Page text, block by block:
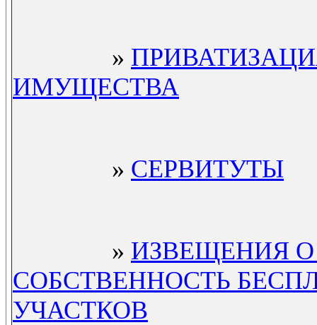
»
ИМУЩЕСТВА
» СЕРВИТУТЫ
» ИЗВЕЩЕНИЯ
СОБСТВЕННОСТЬ
УЧАСТКОВ